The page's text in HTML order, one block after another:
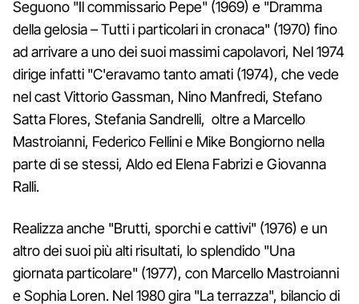
Seguono "Il commissario Pepe" (1969) e "Dramma
della gelosia – Tutti i particolari in cronaca" (1970) fino
ad arrivare a uno dei suoi massimi capolavori, Nel 1974
dirige infatti "C'eravamo tanto amati (1974), che vede
nel cast Vittorio Gassman, Nino Manfredi, Stefano
Satta Flores, Stefania Sandrelli, oltre a Marcello
Mastroianni, Federico Fellini e Mike Bongiorno nella
parte di se stessi, Aldo ed Elena Fabrizi e Giovanna
Ralli.
Realizza anche "Brutti, sporchi e cattivi" (1976) e un
altro dei suoi più alti risultati, lo splendido "Una
giornata particolare" (1977), con Marcello Mastroianni
e Sophia Loren. Nel 1980 gira "La terrazza", bilancio di